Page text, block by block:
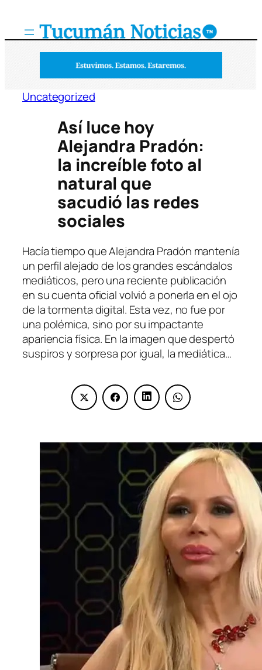
Uncategorized
Así luce hoy
Alejandra Pradón:
la increíble foto al
natural que
sacudió las redes
sociales
Hacía tiempo que Alejandra Pradón mantenía
un perfil alejado de los grandes escándalos
mediáticos, pero una reciente publicación
en su cuenta oficial volvió a ponerla en el ojo
de la tormenta digital. Esta vez, no fue por
una polémica, sino por su impactante
apariencia física. En la imagen que despertó
suspiros y sorpresa por igual, la mediática…